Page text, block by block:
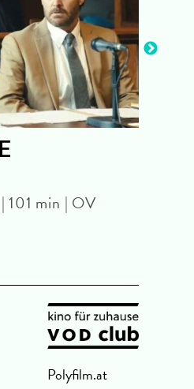
101 min | OV
Polyfilm.at